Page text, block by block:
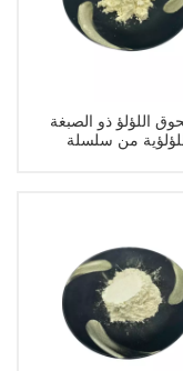
اللؤلؤ ذو الصبغة
من سلسلة